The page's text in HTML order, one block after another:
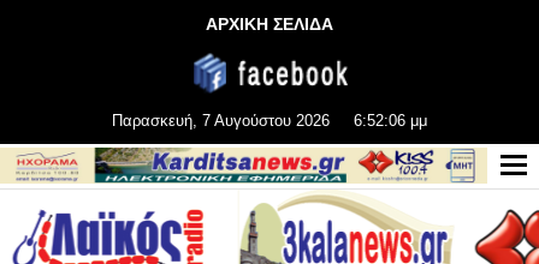
ΑΡΧΙΚΗ ΣΕΛΙΔΑ
Παρασκευή, 7 Αυγούστου 2026 6:52:07 μμ